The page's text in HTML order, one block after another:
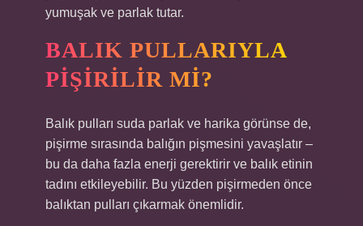
yumuşak ve parlak tutar.
BALIK PULLARIYLA
PIŞIRILIR MI?
Balık pulları suda parlak ve harika görünse de,
pişirme sırasında balığın pişmesini yavaşlatır –
bu da daha fazla enerji gerektirir ve balık etinin
tadını etkileyebilir. Bu yüzden pişirmeden önce
balıktan pulları çıkarmak önemlidir.